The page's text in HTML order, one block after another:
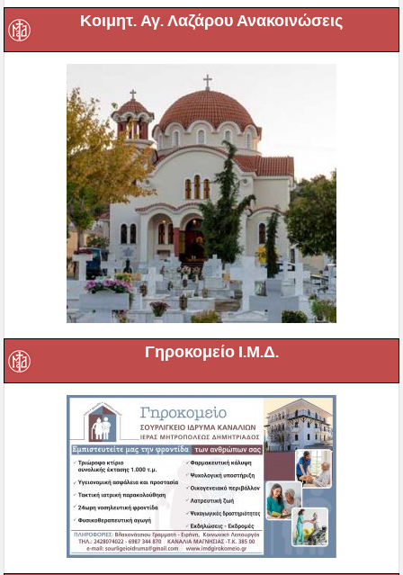
Κοιμητ. Αγ. Λαζάρου Ανακοινώσεις
Γηροκομείο Ι.Μ.Δ.